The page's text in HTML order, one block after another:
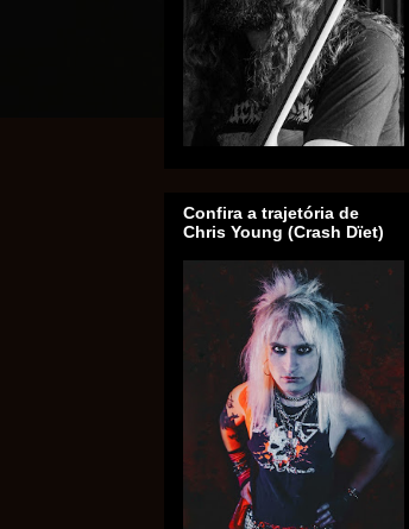
Confira a trajetória de
Chris Young (Crash Dïet)